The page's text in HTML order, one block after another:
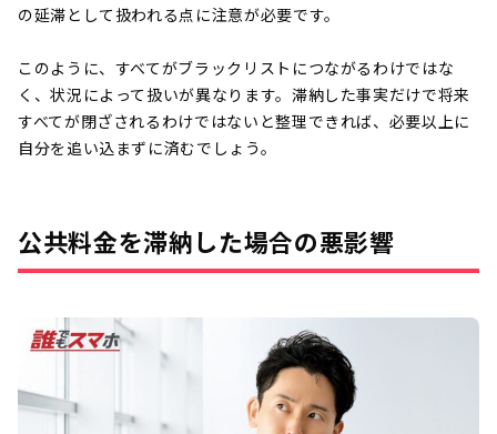
の延滞として扱われる点に注意が必要です。
このように、すべてがブラックリストにつながるわけではな
く、状況によって扱いが異なります。滞納した事実だけで将来
すべてが閉ざされるわけではないと整理できれば、必要以上に
自分を追い込まずに済むでしょう。
公共料金を滞納した場合の悪影響